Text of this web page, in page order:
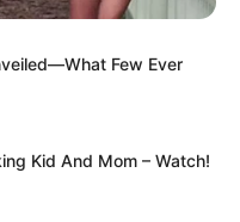
Few Ever
Kid And Mom – Watch!